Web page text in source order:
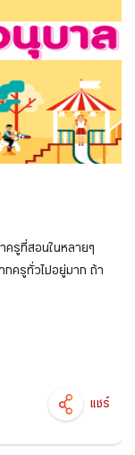
ครูที่สอนในหลายๆ
กครูทั่วไปอยู่มาก ถ้า
แชร์